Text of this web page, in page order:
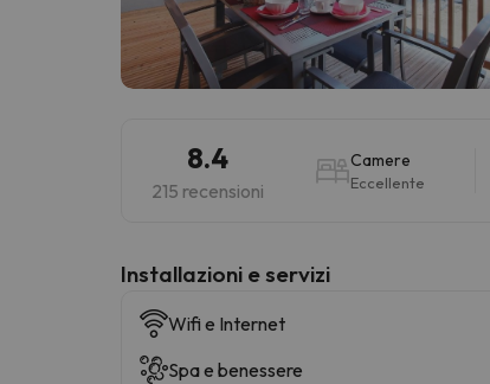
8.4
215 recensioni
Camere
Eccellente
Installazioni e servizi
Wifi e Internet
Spa e benessere